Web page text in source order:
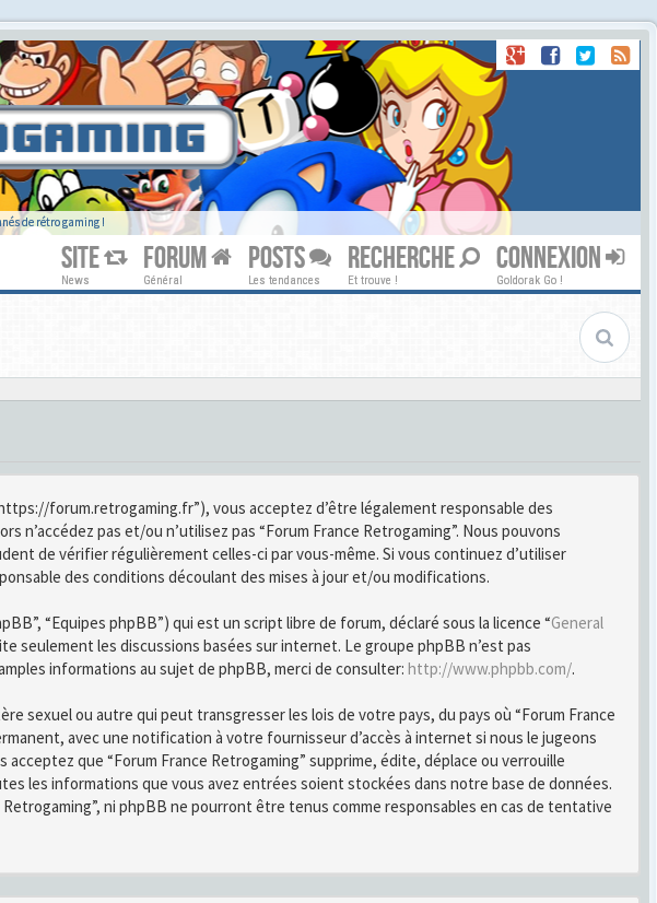
de rétro gaming !
SITE
News
FORUM
Général
POSTS
Les tendances
RECHERCHE
Et trouve !
CONNEXION
Goldorak Go !
forum.retrogaming.fr”), vous acceptez d’être légalement responsable des
pas et/ou n’utilisez pas “Forum France Retrogaming”. Nous pouvons
de vérifier régulièrement celles-ci par vous-même. Si vous continuez d’utiliser
des conditions découlant des mises à jour et/ou modifications.
“Equipes phpBB”) qui est un script libre de forum, déclaré sous la licence “General
seulement les discussions basées sur internet. Le groupe phpBB n’est pas
informations au sujet de phpBB, merci de consulter: http://www.phpbb.com/.
sexuel ou autre qui peut transgresser les lois de votre pays, du pays où “Forum France
avec une notification à votre fournisseur d’accès à internet si nous le jugeons
que “Forum France Retrogaming” supprime, édite, déplace ou verrouille
les informations que vous avez entrées soient stockées dans notre base de données.
ni phpBB ne pourront être tenus comme responsables en cas de tentative